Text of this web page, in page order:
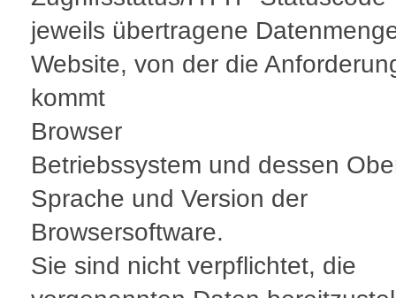
jeweils übertragene
Website, von der die
kommt
Browser
Betriebssystem und dessen
Sprache und Version der
Browsersoftware.
Sie sind nicht verpflichtet, die